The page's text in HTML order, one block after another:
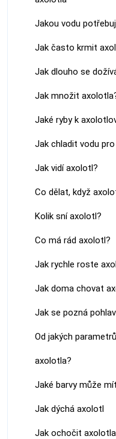
Jakou vodu
Jak často krmit
Jak dlouho se
Jak množit
Jaké ryby k
Jak chladit vodu
Jak vidí axolotl?
Co dělat, když
Kolik sní axolotl?
Co má rád axolotl?
Jak rychle roste
Jak doma chovat
Jak se pozná
Od jakých
axolotla?
Jaké barvy může
Jak dýchá axolotl
Jak ochočit